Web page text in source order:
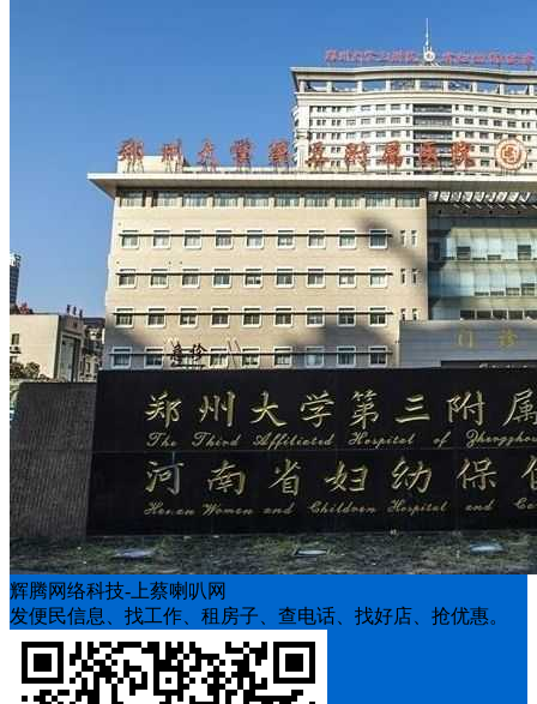
辉腾网络科技-上蔡喇叭网
发便民信息、找工作、租房子、查电话、找好店、抢优惠。